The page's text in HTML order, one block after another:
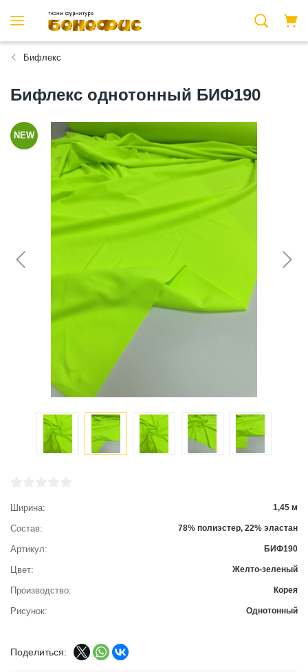
Бифлекс
Бифлекс однотонный БИФ190
NEW
Ширина 1,45 м
Состав 78% полиэстер, 22% эластан
Артикул БИФ190
Цвет Желто-зеленый
Производство Корея
Рисунок Однотонный
Поделиться: